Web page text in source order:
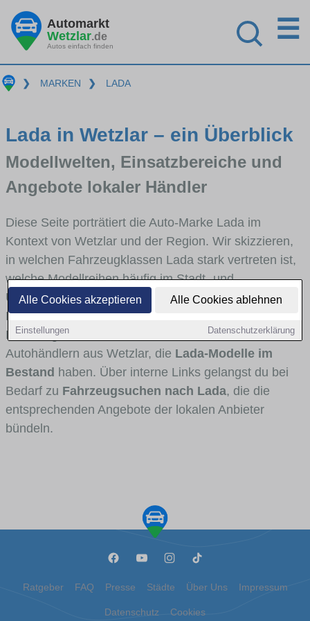
Alle Cookies akzeptieren Alle Cookies ablehnen
Einstellungen Datenschutzerklärung
Automarkt
Wetzlar.de
Autos einfach finden
☰
❯ MARKEN ❯ LADA
Lada in Wetzlar – ein Überblick
Modellwelten, Einsatzbereiche und
Angebote lokaler Händler
Diese Seite porträtiert die Auto-Marke Lada im
Kontext von Wetzlar und der Region. Wir skizzieren,
in welchen Fahrzeugklassen Lada stark vertreten ist,
welche Modellreihen häufig im Stadt- und
Umlandverkehr zu sehen sind und für welche
Fahrertypen die Marke interessant ist. Viele
Fahrzeuge stammen von Autohäusern und
Autohändlern aus Wetzlar, die Lada-Modelle im
Bestand haben. Über interne Links gelangst du bei
Bedarf zu Fahrzeugsuchen nach Lada, die die
entsprechenden Angebote der lokalen Anbieter
bündeln.
Ratgeber FAQ Presse Städte Über Uns Impressum
Datenschutz Cookies